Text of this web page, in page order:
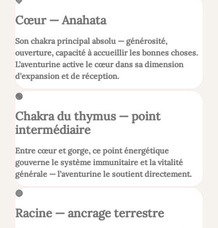
Cœur — Anahata
Son chakra principal absolu — générosité,
ouverture, capacité à accueillir les bonnes choses.
L’aventurine active le cœur dans sa dimension
d’expansion et de réception.
🟢
Chakra du thymus — point
intermédiaire
Entre cœur et gorge, ce point énergétique
gouverne le système immunitaire et la vitalité
générale — l’aventurine le soutient directement.
🔴
Racine — ancrage terrestre